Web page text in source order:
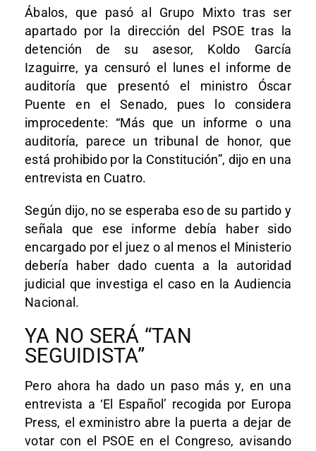
Ábalos, que pasó al Grupo Mixto tras ser
apartado por la dirección del PSOE tras la
detención de su asesor, Koldo García
Izaguirre, ya censuró el lunes el informe de
auditoría que presentó el ministro Óscar
Puente en el Senado, pues lo considera
improcedente: “Más que un informe o una
auditoría, parece un tribunal de honor, que
está prohibido por la Constitución”, dijo en una
entrevista en Cuatro.
Según dijo, no se esperaba eso de su partido y
señala que ese informe debía haber sido
encargado por el juez o al menos el Ministerio
debería haber dado cuenta a la autoridad
judicial que investiga el caso en la Audiencia
Nacional.
YA NO SERÁ “TAN
SEGUIDISTA”
Pero ahora ha dado un paso más y, en una
entrevista a ‘El Español’ recogida por Europa
Press, el exministro abre la puerta a dejar de
votar con el PSOE en el Congreso, avisando